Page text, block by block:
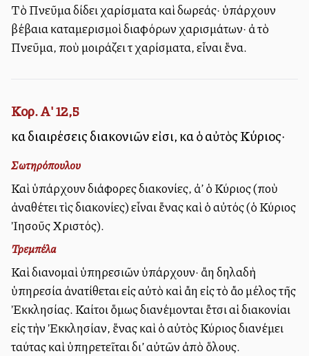
Τὸ Πνεῦμα δίδει χαρίσματα καὶ δωρεάς· ὑπάρχουν
βέβαια καταμερισμοὶ διαφόρων χαρισμάτων· ἀλλὰ τὸ
Πνεῦμα, ποὺ μοιράζει τὰ χαρίσματα, εἶναι ἕνα.
Κορ. Α' 12,5
καὶ διαιρέσεις διακονιῶν εἰσι, καὶ ὁ αὐτὸς Κύριος·
Σωτηρόπουλου
Καὶ ὑπάρχουν διάφορες διακονίες, ἀλλ’ ὁ Κύριος (ποὺ
ἀναθέτει τὶς διακονίες) εἶναι ἕνας καὶ ὁ αὐτός (ὁ Κύριος
Ἰησοῦς Χριστός).
Τρεμπέλα
Καὶ διανομαὶ ὑπηρεσιῶν ὑπάρχουν· ἄλλη δηλαδὴ
ὑπηρεσία ἀνατίθεται εἰς αὐτὸ καὶ ἄλλη εἰς τὸ ἄλλο μέλος τῆς
Ἐκκλησίας. Καίτοι ὅμως διανέμονται ἔτσι αἱ διακονίαι
εἰς τὴν Ἐκκλησίαν, ἕνας καὶ ὁ αὐτὸς Κύριος διανέμει
ταύτας καὶ ὑπηρετεῖται δι’ αὐτῶν ἀπὸ ὅλους.